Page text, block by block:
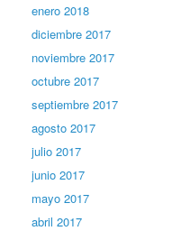
enero 2018
diciembre 2017
noviembre 2017
octubre 2017
septiembre 2017
agosto 2017
julio 2017
junio 2017
mayo 2017
abril 2017